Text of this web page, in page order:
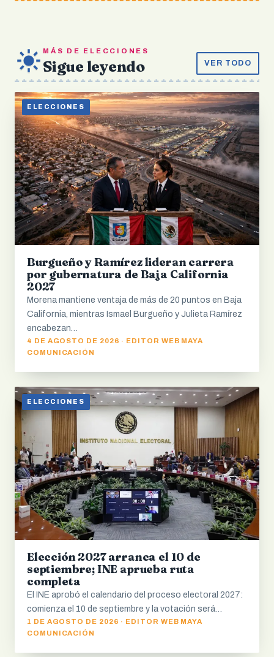
MÁS DE ELECCIONES
Sigue leyendo VER TODO
ELECCIONES
Burgueño y Ramírez lideran carrera
por gubernatura de Baja California
2027
Morena mantiene ventaja de más de 20 puntos en Baja
California, mientras Ismael Burgueño y Julieta Ramírez
encabezan…
4 DE AGOSTO DE 2026 · EDITOR WEB MAYA
COMUNICACIÓN
ELECCIONES
Elección 2027 arranca el 10 de
septiembre; INE aprueba ruta
completa
El INE aprobó el calendario del proceso electoral 2027:
comienza el 10 de septiembre y la votación será…
1 DE AGOSTO DE 2026 · EDITOR WEB MAYA
COMUNICACIÓN